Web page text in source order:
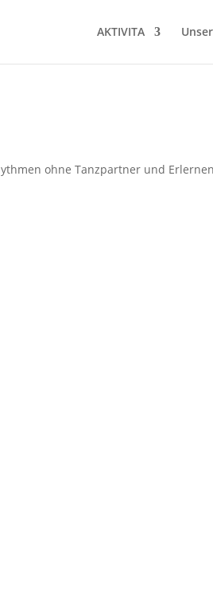
AKTIVITA
ohne Tanzpartner und